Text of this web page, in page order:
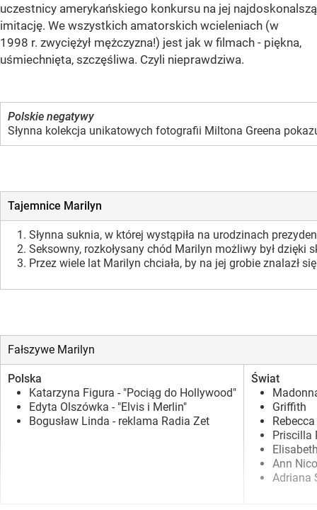
uczestnicy amerykańskiego konkursu na jej najdoskonalszą
imitację. We wszystkich amatorskich wcieleniach (w
1998 r. zwyciężył mężczyzna!) jest jak w filmach - piękna,
uśmiechnięta, szczęśliwa. Czyli nieprawdziwa.
Polskie negatywy
Słynna kolekcja unikatowych fotografii Miltona Greena
Tajemnice Marilyn
Słynna suknia, w której wystąpiła na urodzinach
Seksowny, rozkołysany chód Marilyn możliwy był dzięki
Przez wiele lat Marilyn chciała, by na jej grobie znalazł
Fałszywe Marilyn
Polska
Katarzyna Figura - "Pociąg do Hollywood"
Edyta Olszówka - "Elvis i Merlin"
Bogusław Linda - reklama Radia Zet
Świat
Griffith
Priscilla
Ann
Adriana